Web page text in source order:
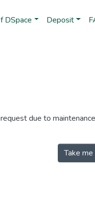
DSpace Deposit
due to
Take